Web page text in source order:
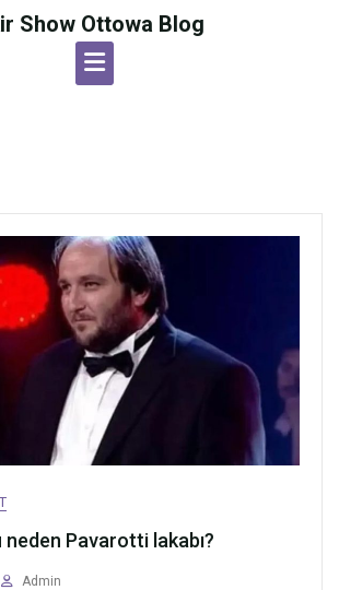
Show Ottowa Blog
neden Pavarotti lakabı?
Admin